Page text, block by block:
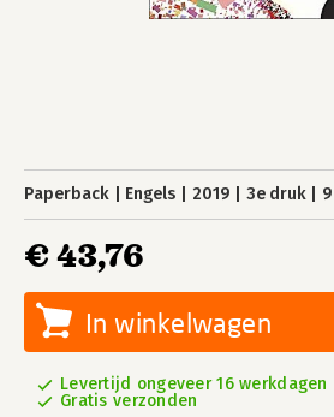
Paperback Engels 2019 3e druk
€ 43,76
In winkelwagen
Levertijd ongeveer 16 werkdagen
Gratis verzonden